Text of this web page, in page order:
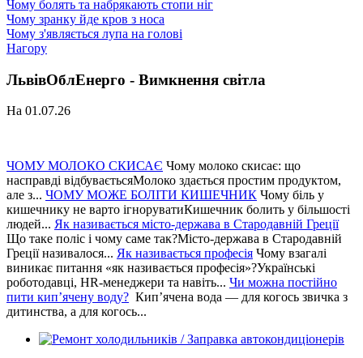
Чому болять та набрякають стопи ніг
Чому зранку йде кров з носа
Чому з'являється лупа на голові
Нагору
ЛьвівОблЕнерго - Вимкнення світла
На 01.07.26
ЧОМУ МОЛОКО СКИСАЄ Чому молоко скисає: що
насправді відбуваєтьсяМолоко здається простим продуктом,
але з... ЧОМУ МОЖЕ БОЛІТИ КИШЕЧНИК Чому біль у
кишечнику не варто ігноруватиКишечник болить у більшості
людей... Як називається місто-держава в Стародавній Греції
Що таке поліс і чому саме так?Місто-держава в Стародавній
Греції називалося... Як називається професія Чому взагалі
виникає питання «як називається професія»?Українські
роботодавці, HR-менеджери та навіть... Чи можна постійно
пити кип’ячену воду? Кип’ячена вода — для когось звичка з
дитинства, а для когось...